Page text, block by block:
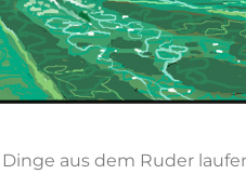
aus dem Ruder